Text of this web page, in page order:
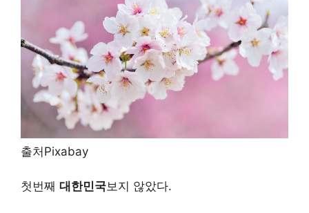
출처Pixabay
첫번째 대한민국보지 않았다.